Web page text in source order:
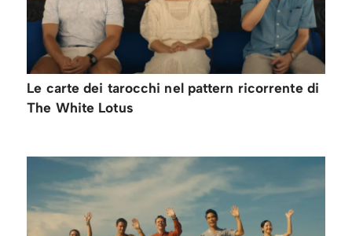
Le carte dei tarocchi nel pattern ricorrente di
The White Lotus